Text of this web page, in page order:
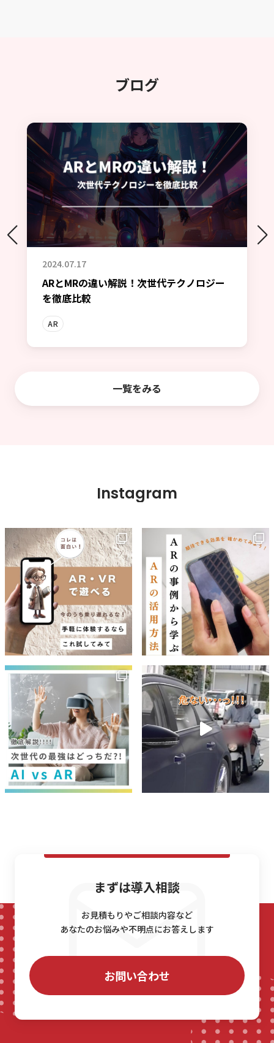
ブログ
2024.07.17
ARとMRの違い解説！次世代テクノロジー
を徹底比較
AR
一覧をみる
Instagram
まずは導入相談
お見積もりやご相談内容など
あなたのお悩みや不明点にお答えします
お問い合わせ